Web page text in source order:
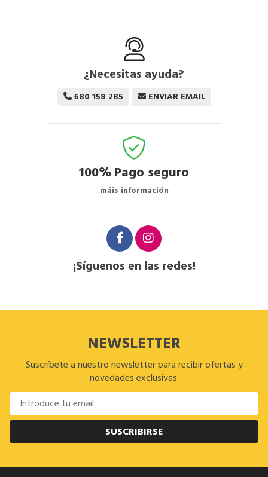
¿Necesitas ayuda?
680 158 285 ENVIAR EMAIL
100%Pago seguro
máis información
¡Síguenos en las redes!
NEWSLETTER
Suscríbete a nuestro newsletter para recibir ofertas y
novedades exclusivas.
SUSCRIBIRSE